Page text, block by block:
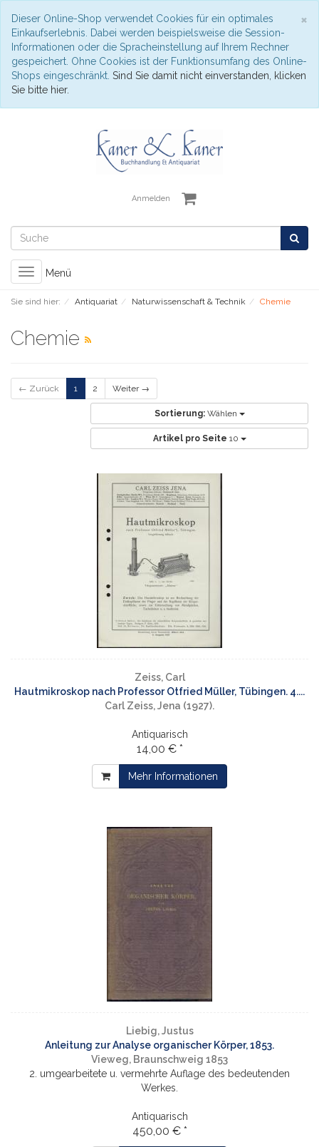
×
Dieser Online-Shop verwendet Cookies für ein optimales
Einkaufserlebnis. Dabei werden beispielsweise die Session-
Informationen oder die Spracheinstellung auf Ihrem Rechner
gespeichert. Ohne Cookies ist der Funktionsumfang des Online-
Shops eingeschränkt. Sind Sie damit nicht einverstanden, klicken
Sie bitte hier.
Anmelden
Toggle
navigation
Menü
Sie sind hier: Antiquariat Naturwissenschaft & Technik Chemie
Chemie
← Zurück 1 2 Weiter →
Sortierung: Wählen
Artikel pro Seite 10
Zeiss, Carl
Hautmikroskop nach Professor Otfried Müller, Tübingen. 4....
Carl Zeiss, Jena (1927).
Antiquarisch
14,00 € *
Mehr Informationen
Liebig, Justus
Anleitung zur Analyse organischer Körper, 1853.
Vieweg, Braunschweig 1853
2. umgearbeitete u. vermehrte Auflage des bedeutenden
Werkes.
Antiquarisch
450,00 € *